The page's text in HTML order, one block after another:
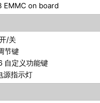
EMMC on board
/关
节键
自定义功能键
源指示灯